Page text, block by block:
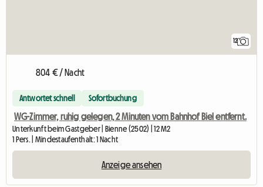
12
804 € / Nacht
Antwortet schnell Sofortbuchung
WG-Zimmer, ruhig gelegen, 2 Minuten vom Bahnhof Biel entfernt.
Unterkunft beim Gastgeber | Bienne (2502) | 12 M2
1 Pers. | Mindestaufenthalt: 1 Nacht
Anzeige ansehen